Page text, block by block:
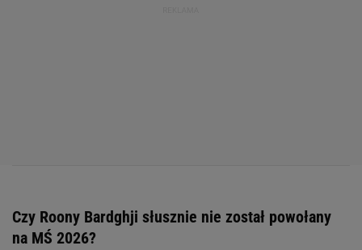
Czy Roony Bardghji słusznie nie został powołany
na MŚ 2026?